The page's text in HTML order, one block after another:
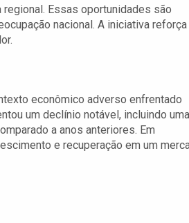
Essas oportunidades são
nacional. A iniciativa
econômico adverso enfrentado
um declínio notável, incluindo uma
a anos anteriores. Em
e recuperação em um